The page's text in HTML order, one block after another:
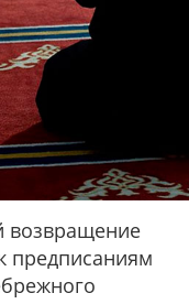
возвращение
предписаниям